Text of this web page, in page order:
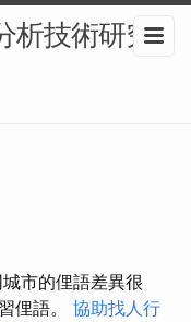
析技術研究-
市的俚語差異很
俚語。 協助找人行